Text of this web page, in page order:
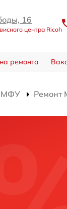
16
центра Ricoh
ремонта
МФУ Ремонт